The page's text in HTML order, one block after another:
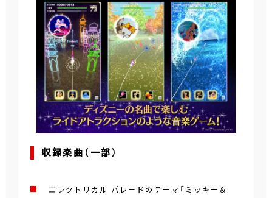
収録楽曲（一部）
エレクトリカル パレードのテーマ「ミッキー＆